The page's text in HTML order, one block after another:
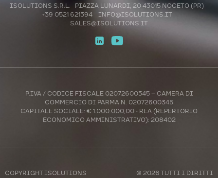
ISOLUTIONS S.R.L. PIAZZA LUNARDI, 20 43015 NOCETO (PR)
+39 0521 621394
INFO@ISOLUTIONS.IT
SALES@ISOLUTIONS.IT
P.IVA / CODICE FISCALE 02072600345 – CAMERA DI
COMMERCIO DI PARMA N. 02072600345
CAPITALE SOCIALE: € 1.000.000,00 - REA (REPERTORIO
ECONOMICO AMMINISTRATIVO): 208402
COPYRIGHTISOLUTIONS © 2026 TUTTI I DIRITTI